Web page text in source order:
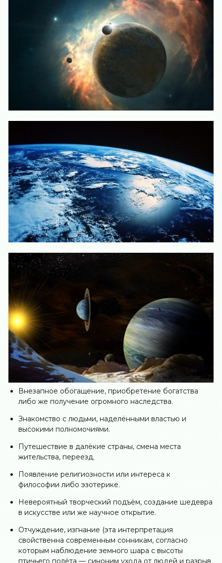
Внезапное обогащение, приобретение богатства
либо же получение огромного наследства.
Знакомство с людьми, наделёнными властью и
высокими полномочиями.
Путешествие в далёкие страны, смена места
жительства, переезд.
Появление религиозности или интереса к
философии либо эзотерике.
Невероятный творческий подъём, создание шедевра
в искусстве или же научное открытие.
Отчуждение, изгнание (эта интерпретация
свойственна современным сонникам, согласно
которым наблюдение земного шара с высоты
птичьего полёта — синоним ухода от людей и разрыв